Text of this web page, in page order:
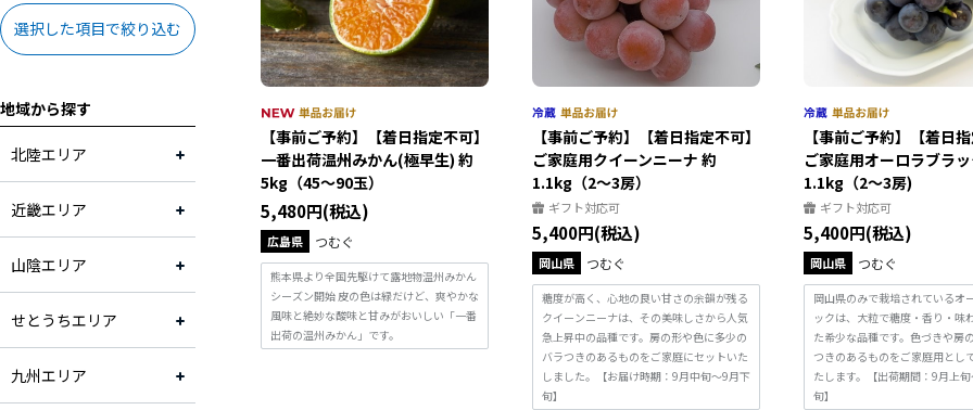
岡山県
九州・その他
5,001円～10,000円
ギフト対応不可
在庫あり
選択した項目で絞り込む
地域から探す
北陸エリア
近畿エリア
山陰エリア
せとうちエリア
九州エリア
【事前ご予約】【着日指定不可】
一番出荷温州みかん(極早生) 約
5kg（45～90玉）
5,480円(税込)
広島県 つむぐ
熊本県より全国先駆けて露地物温州みかん
シーズン開始 皮の色は緑だけど、爽やかな
風味と絶妙な酸味と甘みがおいしい「一番
出荷の温州みかん」です。
【事前ご予約】【着日指定不可】
ご家庭用クイーンニーナ 約
1.1kg（2～3房）
ギフト対応可
5,400円(税込)
岡山県 つむぐ
糖度が高く、心地の良い甘さの余韻が残る
クイーンニーナは、その美味しさから人気
急上昇中の品種です。房の形や色に多少の
バラつきのあるものをご家庭にセットいた
しました。【お届け時期：9月中旬～9月下
旬】
【事前ご予約】【着日指
ご家庭用オーロラブラ
1.1kg（2～3房)
ギフト対応可
5,400円(税込)
岡山県 つむぐ
岡山県のみで栽培されているオ
ックは、大粒で糖度・香り・味
た希少な品種です。色づきや房
つきのあるものをご家庭用とし
たします。【出荷期間：9月上
旬】